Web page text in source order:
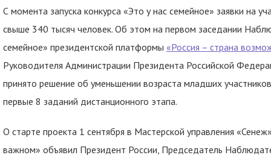
С момента запуска конкурса «Это у нас семейное» заявки на
свыше 340 тысяч человек. Об этом на первом заседании
семейное» президентской платформы «Россия – страна
Руководителя Администрации Президента Российской
принято решение об уменьшении возраста младших
первые 8 заданий дистанционного этапа.
О старте проекта 1 сентября в Мастерской управления
важном» объявил Президент России, Председатель